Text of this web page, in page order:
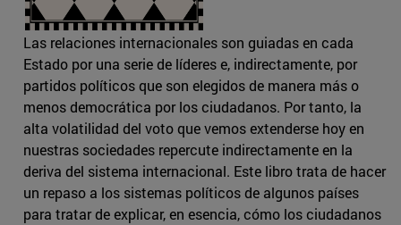
Las relaciones internacionales son guiadas en cada
Estado por una serie de líderes e, indirectamente, por
partidos políticos que son elegidos de manera más o
menos democrática por los ciudadanos. Por tanto, la
alta volatilidad del voto que vemos extenderse hoy en
nuestras sociedades repercute indirectamente en la
deriva del sistema internacional. Este libro trata de hacer
un repaso a los sistemas políticos de algunos países
para tratar de explicar, en esencia, cómo los ciudadanos